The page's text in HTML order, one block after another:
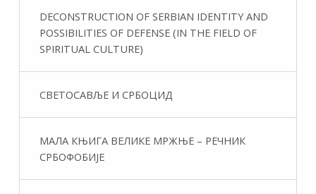
DECONSTRUCTION OF SERBIAN IDENTITY AND
POSSIBILITIES OF DEFENSE (IN THE FIELD OF
SPIRITUAL CULTURE)
СВЕТОСАВЉЕ И СРБОЦИД
МАЛА КЊИГА ВЕЛИКЕ МРЖЊЕ – РЕЧНИК
СРБОФОБИЈЕ